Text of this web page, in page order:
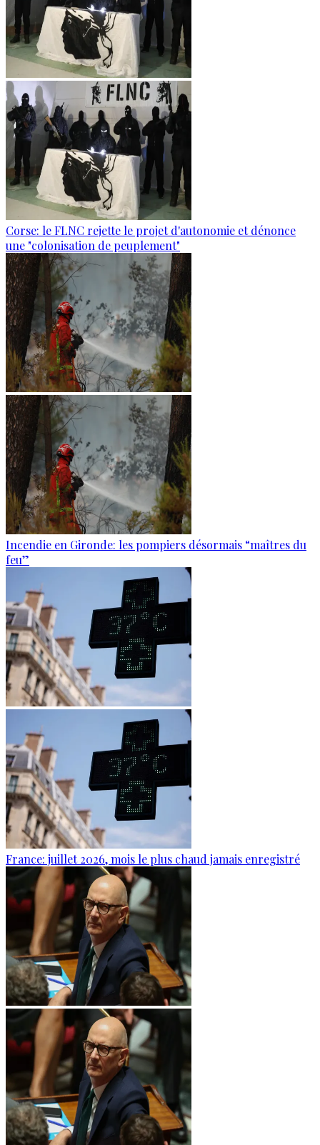
Corse: le FLNC rejette le projet d'autonomie et dénonce
une "colonisation de peuplement"
Incendie en Gironde: les pompiers désormais “maîtres du
feu”
France: juillet 2026, mois le plus chaud jamais enregistré